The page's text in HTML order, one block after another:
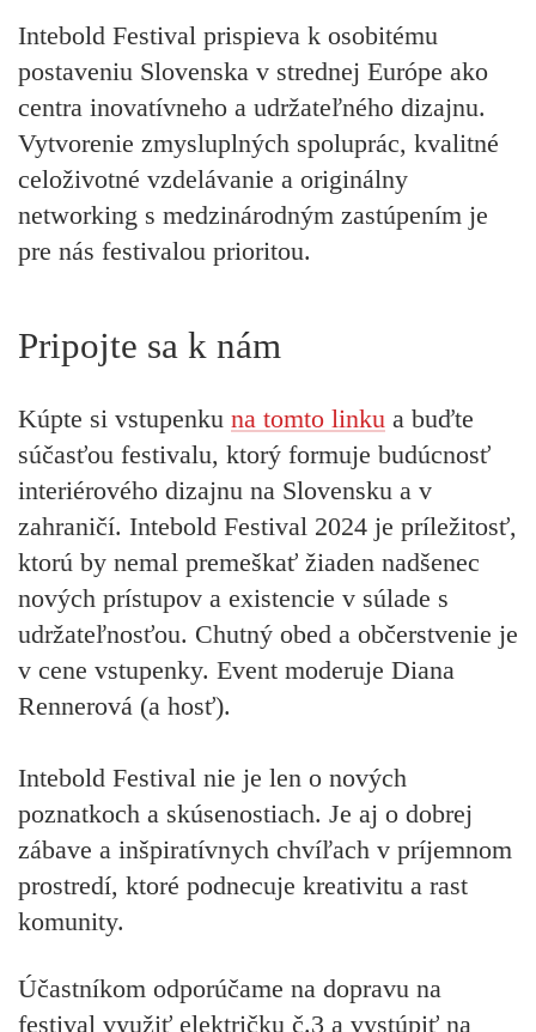
Intebold Festival prispieva k osobitému
postaveniu Slovenska v strednej Európe ako
centra inovatívneho a udržateľného dizajnu.
Vytvorenie zmysluplných spoluprác, kvalitné
celoživotné vzdelávanie a originálny
networking s medzinárodným zastúpením je
pre nás festivalou prioritou.
Pripojte sa k nám
Kúpte si vstupenku na tomto linku a buďte
súčasťou festivalu, ktorý formuje budúcnosť
interiérového dizajnu na Slovensku a v
zahraničí. Intebold Festival 2024 je príležitosť,
ktorú by nemal premeškať žiaden nadšenec
nových prístupov a existencie v súlade s
udržateľnosťou. Chutný obed a občerstvenie je
v cene vstupenky. Event moderuje Diana
Rennerová (a hosť).
Intebold Festival nie je len o nových
poznatkoch a skúsenostiach. Je aj o dobrej
zábave a inšpiratívnych chvíľach v príjemnom
prostredí, ktoré podnecuje kreativitu a rast
komunity.
Účastníkom odporúčame na dopravu na
festival využiť električku č.3 a vystúpiť na